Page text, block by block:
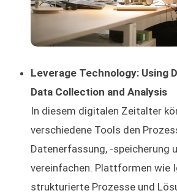
Leverage Technology: Using
Data Collection and Analysis
In diesem digitalen Zeitalter
verschiedene Tools den
Datenerfassung, -speicherung
vereinfachen. Plattformen wie
strukturierte Prozesse und